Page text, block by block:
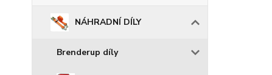
NÁHRADNÍ DÍLY
Brenderup díly